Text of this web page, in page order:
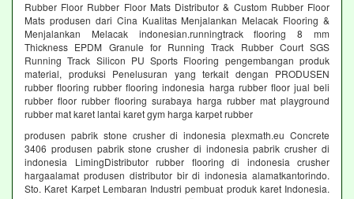
Rubber Floor Rubber Floor Mats Distributor & Custom Rubber Floor
Mats produsen dari Cina Kualitas Menjalankan Melacak Flooring &
Menjalankan Melacak indonesian.runningtrack flooring 8 mm
Thickness EPDM Granule for Running Track Rubber Court SGS
Running Track Silicon PU Sports Flooring pengembangan produk
material, produksi Penelusuran yang terkait dengan PRODUSEN
rubber flooring rubber flooring indonesia harga rubber floor jual beli
rubber floor rubber flooring surabaya harga rubber mat playground
rubber mat karet lantai karet gym harga karpet rubber
produsen pabrik stone crusher di indonesia plexmath.eu Concrete
3406 produsen pabrik stone crusher di indonesia pabrik crusher di
indonesia LimingDistributor rubber flooring di indonesia crusher
hargaalamat produsen distributor bir di indonesia alamatkantorindo.
Sto. Karet Karpet Lembaran Industri pembuat produk karet Indonesia.